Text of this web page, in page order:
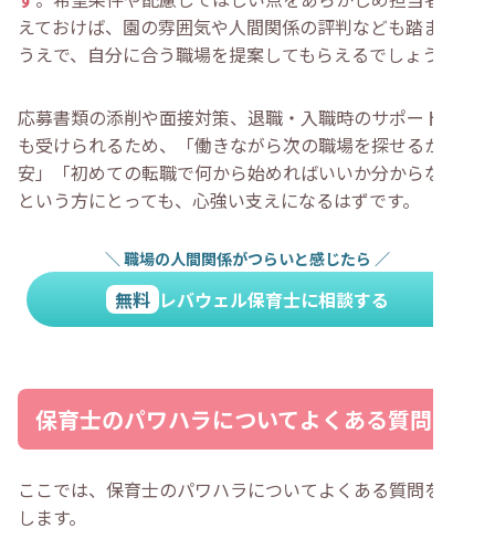
えておけば、園の雰囲気や人間関係の評判なども踏まえた
うえで、自分に合う職場を提案してもらえるでしょう。
応募書類の添削や面接対策、退職・入職時のサポートなど
も受けられるため、「働きながら次の職場を探せるか不
安」「初めての転職で何から始めればいいか分からない」
という方にとっても、心強い支えになるはずです。
＼ 職場の人間関係がつらいと感じたら ／
無料 レバウェル保育士に相談する
保育士のパワハラについてよくある質問
ここでは、保育士のパワハラについてよくある質問を紹介
します。